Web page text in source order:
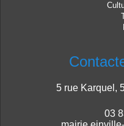
5 rue Karquel,
03